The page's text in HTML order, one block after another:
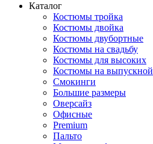
Каталог
Костюмы тройка
Костюмы двойка
Костюмы двубортные
Костюмы на свадьбу
Костюмы для высоких
Костюмы на выпускной
Смокинги
Большие размеры
Оверсайз
Офисные
Premium
Пальто